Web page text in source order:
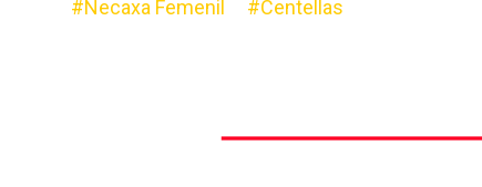
#Necaxa Femenil #Centellas